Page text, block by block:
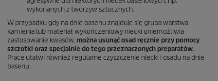
wykonanych z tworzyw sztucznych.
W przypadku gdy na dnie basenu znajduje się gruba warstwa
kamienia lub materiał wykończeniowy niecki uniemożliwia
zastosowanie kwasów, można usunąć osad ręcznie przy pomocy
szczotki oraz specjalnie do tego przeznaczonych preparatów.
Prace ułatwi również regularne czyszczenie niecki i osadu na dnie
basenu.